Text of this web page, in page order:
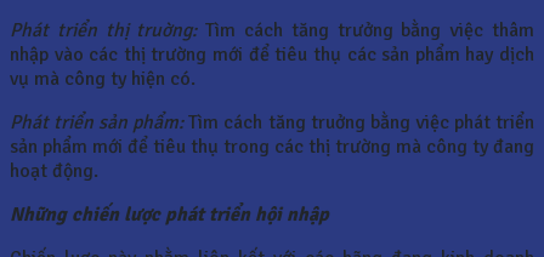
Phát triển thị truờng:Tìm cách tăng trưởng bằng việc thâm
nhập vào các thị trường mới để tiêu thụ các sản phẩm hay dịch
vụ mà công ty hiện có.
Phát triển sản phẩm:Tìm cách tăng truởng bằng việc phát triển
sản phẩm mới để tiêu thụ trong các thị trường mà công ty đang
hoạt động.
Những chiến lược phát triển hội nhập